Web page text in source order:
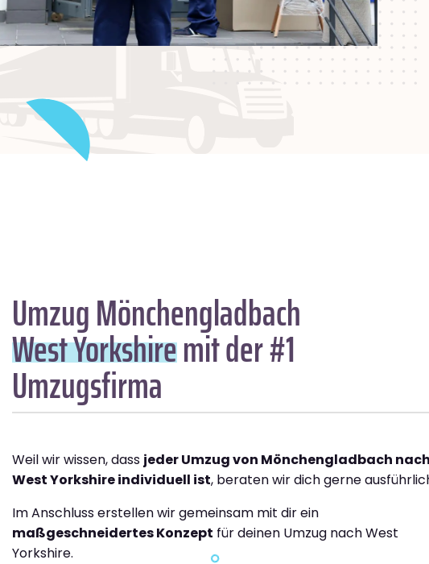
Umzug Mönchengladbach
West Yorkshiremit der #1
Umzugsfirma
Weil wir wissen, dass jeder Umzug von Mönchengladbach nach
West Yorkshire individuell ist, beraten wir dich gerne
Im Anschluss erstellen wir gemeinsam mit dir ein
maßgeschneidertes Konzept für deinen Umzug nach West
Yorkshire.